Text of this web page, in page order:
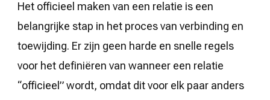
Het officieel maken van een relatie is een
belangrijke stap in het proces van verbinding en
toewijding. Er zijn geen harde en snelle regels
voor het definiëren van wanneer een relatie
“officieel” wordt, omdat dit voor elk paar anders